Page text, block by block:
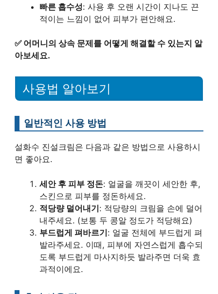
빠른 흡수성: 사용 후 오랜 시간이 지나도 끈
적이는 느낌이 없어 피부가 편안해요.
✅ 어머니의 상속 문제를 어떻게 해결할 수 있는지 알
아보세요.
사용법 알아보기
일반적인 사용 방법
설화수 진설크림은 다음과 같은 방법으로 사용하시
면 좋아요.
세안 후 피부 정돈: 얼굴을 깨끗이 세안한 후,
스킨으로 피부를 정돈하세요.
적당량 덜어내기: 적당량의 크림을 손에 덜어
내주세요. (보통 두 콩알 정도가 적당해요)
부드럽게 펴바르기: 얼굴 전체에 부드럽게 펴
발라주세요. 이때, 피부에 자연스럽게 흡수되
도록 부드럽게 마사지하듯 발라주면 더욱 효
과적이에요.